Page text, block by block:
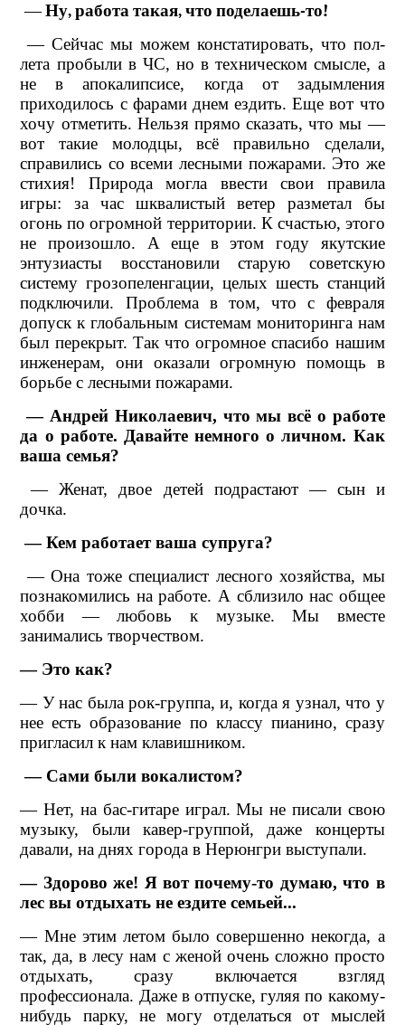
—Ну, работа такая, что поделаешь-то!
— Сейчас мы можем констатировать, что пол-
лета пробыли в ЧС, но в техническом смысле, а
не в апокалипсисе, когда от задымления
приходилось с фарами днем ездить. Еще вот что
хочу отметить. Нельзя прямо сказать, что мы —
вот такие молодцы, всё правильно сделали,
справились со всеми лесными пожарами. Это же
стихия! Природа могла ввести свои правила
игры: за час шквалистый ветер разметал бы
огонь по огромной территории. К счастью, этого
не произошло. А еще в этом году якутские
энтузиасты восстановили старую советскую
систему грозопеленгации, целых шесть станций
подключили. Проблема в том, что с февраля
допуск к глобальным системам мониторинга нам
был перекрыт. Так что огромное спасибо нашим
инженерам, они оказали огромную помощь в
борьбе с лесными пожарами.
— Андрей Николаевич, что мы всё о работе
да о работе. Давайте немного о личном. Как
ваша семья?
— Женат, двое детей подрастают — сын и
дочка.
— Кем работает ваша супруга?
— Она тоже специалист лесного хозяйства, мы
познакомились на работе. А сблизило нас общее
хобби — любовь к музыке. Мы вместе
занимались творчеством.
— Это как?
— У нас была рок-группа, и, когда я узнал, что у
нее есть образование по классу пианино, сразу
пригласил к нам клавишником.
— Сами были вокалистом?
— Нет, на бас-гитаре играл. Мы не писали свою
музыку, были кавер-группой, даже концерты
давали, на днях города в Нерюнгри выступали.
— Здорово же! Я вот почему-то думаю, что в
лес вы отдыхать не ездите семьей...
— Мне этим летом было совершенно некогда, а
так, да, в лесу нам с женой очень сложно просто
отдыхать, сразу включается взгляд
профессионала. Даже в отпуске, гуляя по какому-
нибудь парку, не могу отделаться от мыслей